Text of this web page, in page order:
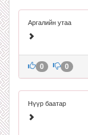
Аргалийн утаа
0 0
Нүүр баатар